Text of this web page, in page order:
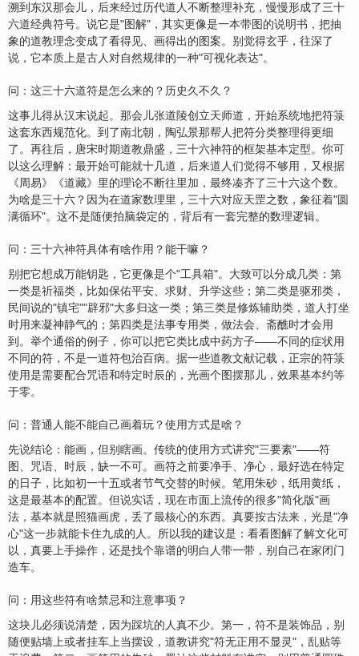
溯到东汉那会儿，后来经过历代道人不断整理补充，慢慢形成了三十
六道经典符号。说它是"图解"，其实更像是一本带图的说明书，把抽
象的道教理念变成了看得见、画得出的图案。别觉得玄乎，往深了
说，它本质上是古人对自然规律的一种"可视化表达"。
问：这三十六道符是怎么来的？历史久不久？
这事儿得从汉末说起。那会儿张道陵创立天师道，开始系统地把符箓
这套东西规范化。到了南北朝，陶弘景那帮人把符分类整理得更细
了。再往后，唐宋时期道教鼎盛，三十六神符的框架基本定型。你可
以这么理解：最开始可能就十几道，后来道人们觉得不够用，又根据
《周易》《道藏》里的理论不断往里加，最终凑齐了三十六这个数。
为啥是三十六？因为在道家数理里，三十六对应天罡之数，象征着"圆
满循环"。这不是随便拍脑袋定的，背后有一套完整的数理逻辑。
问：三十六神符具体有啥作用？能干嘛？
别把它想成万能钥匙，它更像是个"工具箱"。大致可以分成几类：第
一类是祈福类，比如保佑平安、求财、升学这些；第二类是驱邪类，
民间说的"镇宅""辟邪"大多归这一类；第三类是修炼辅助类，道人打坐
时用来凝神静气的；第四类是法事专用类，做法会、斋醮时才会用
到。举个通俗的例子，你可以把它类比成中药方子——不同的症状用
不同的符，不是一道符包治百病。据一些道教文献记载，正宗的符箓
使用是需要配合咒语和特定时辰的，光画个图摆那儿，效果基本约等
于零。
问：普通人能不能自己画着玩？使用方式是啥？
先说结论：能画，但别瞎画。传统的使用方式讲究"三要素"——符
图、咒语、时辰，缺一不可。画符之前要净手、净心，最好选在特定
的日子，比如初一十五或者节气交替的时候。笔用朱砂，纸用黄纸，
这是最基本的配置。但说实话，现在市面上流传的很多"简化版"画
法，基本就是照猫画虎，丢了最核心的东西。真要按古法来，光是"净
心"这一步就能卡住九成的人。所以我的建议是：看看图解了解文化可
以，真要上手操作，还是找个靠谱的明白人带一带，别自己在家闭门
造车。
问：用这些符有啥禁忌和注意事项？
这块儿必须说清楚，因为踩坑的人真不少。第一，符不是装饰品，别
随便贴墙上或者挂车上当摆设，道教讲究"符无正用不显灵"，乱贴等